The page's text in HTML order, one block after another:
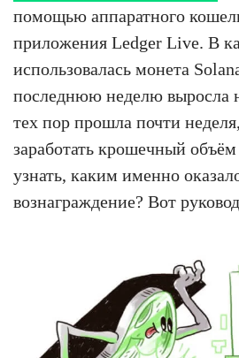
помощью аппаратного
приложения Ledger Live. В
использовалась монета
последнюю неделю выросла
тех пор прошла почти
заработать крошечный
узнать, каким именно
вознаграждение? Вот